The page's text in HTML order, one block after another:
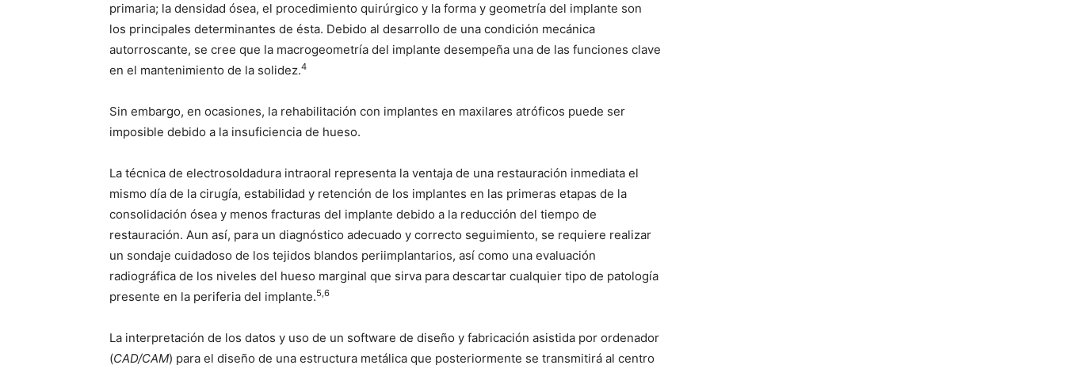
primaria; la densidad ósea, el procedimiento quirúrgico y la forma y geometría del implante son
los principales determinantes de ésta. Debido al desarrollo de una condición mecánica
autorroscante, se cree que la macrogeometría del implante desempeña una de las funciones clave
en el mantenimiento de la solidez.4
Sin embargo, en ocasiones, la rehabilitación con implantes en maxilares atróficos puede ser
imposible debido a la insuficiencia de hueso.
La técnica de electrosoldadura intraoral representa la ventaja de una restauración inmediata el
mismo día de la cirugía, estabilidad y retención de los implantes en las primeras etapas de la
consolidación ósea y menos fracturas del implante debido a la reducción del tiempo de
restauración. Aun así, para un diagnóstico adecuado y correcto seguimiento, se requiere realizar
un sondaje cuidadoso de los tejidos blandos periimplantarios, así como una evaluación
radiográfica de los niveles del hueso marginal que sirva para descartar cualquier tipo de patología
presente en la periferia del implante.5,6
La interpretación de los datos y uso de un software de diseño y fabricación asistida por ordenador
(CAD/CAM) para el diseño de una estructura metálica que posteriormente se transmitirá al centro